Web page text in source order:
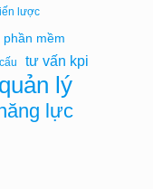
lược
mềm
tư vấn kpi
lý
lực